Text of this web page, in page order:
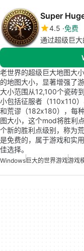
Super
4.5 免费
通过超级巨
老世界的超级巨大地图大
的地图大小，显著增强了
大小范围从12,100个瓷砖
小包括征服者（110x110
和荒谬（182x180），每
图大小，这个mod将胜利
个新的胜利点级别，称为
是免费的，属于游戏和实
佳选择。
Windows巨大的世界游戏游戏